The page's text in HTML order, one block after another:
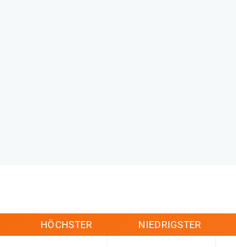
HÖCHSTER NIEDRIGSTER